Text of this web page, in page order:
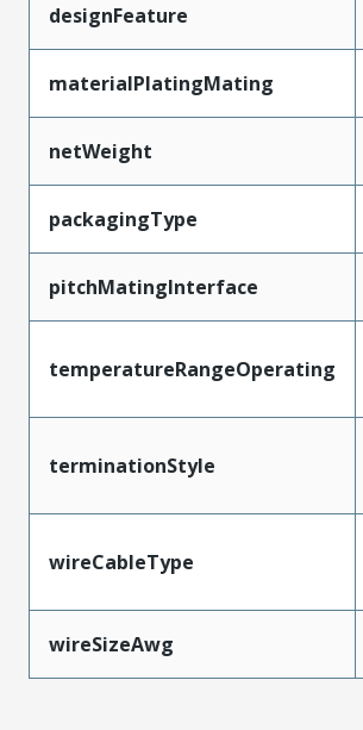
designFeature
materialPlatingMating
netWeight
packagingType
pitchMatingInterface
temperatureRangeOperating
terminationStyle
wireCableType
wireSizeAwg